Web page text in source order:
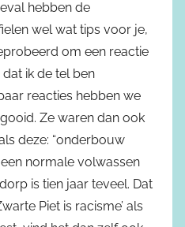
hebben de
wel wat tips voor je,
om een reactie
ik de tel ben
reacties hebben we
Ze waren dan ook
deze: “onderbouw
normale volwassen
is tien jaar teveel. Dat
Piet is racisme’ als